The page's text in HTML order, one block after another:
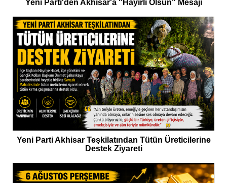
Yeni Parti'den Akhisar'a "Hayırlı Olsun" Mesajı
Yeni Parti Akhisar Teşkilatından Tütün Üreticilerine
Destek Ziyareti